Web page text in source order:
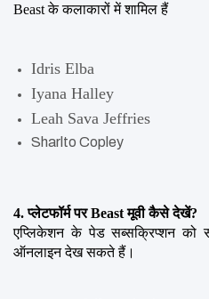
Beast के कलाकारों में शामिल हैं
Idris Elba
Iyana Halley
Leah Sava Jeffries
Sharlto Copley
4. प्लेटफॉर्म पर Beast मूवी कैसे देखें?
एप्लिकेशन के पेड सब्सक्रिप्शन को
ऑनलाइन देख सकते हैं।